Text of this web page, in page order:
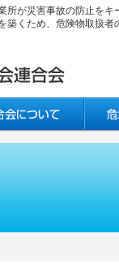
所が災害事故の防止を
くため、危険物取扱